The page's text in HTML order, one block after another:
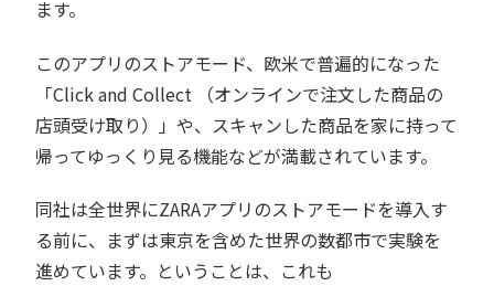
ます。
このアプリのストアモード、欧米で普遍的になった
「Click and Collect （オンラインで注文した商品の
店頭受け取り）」や、スキャンした商品を家に持って
帰ってゆっくり見る機能などが満載されています。
同社は全世界にZARAアプリのストアモードを導入す
る前に、まずは東京を含めた世界の数都市で実験を
進めています。ということは、これも